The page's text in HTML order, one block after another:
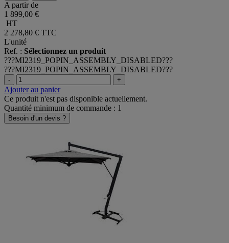
A partir de
1 899,00 €
HT
2 278,80 € TTC
L'unité
Ref. : Sélectionnez un produit
???MI2319_POPIN_ASSEMBLY_DISABLED???
???MI2319_POPIN_ASSEMBLY_DISABLED???
- +
Ajouter au panier
Ce produit n'est pas disponible actuellement.
Quantité minimum de commande : 1
Besoin d'un devis ?